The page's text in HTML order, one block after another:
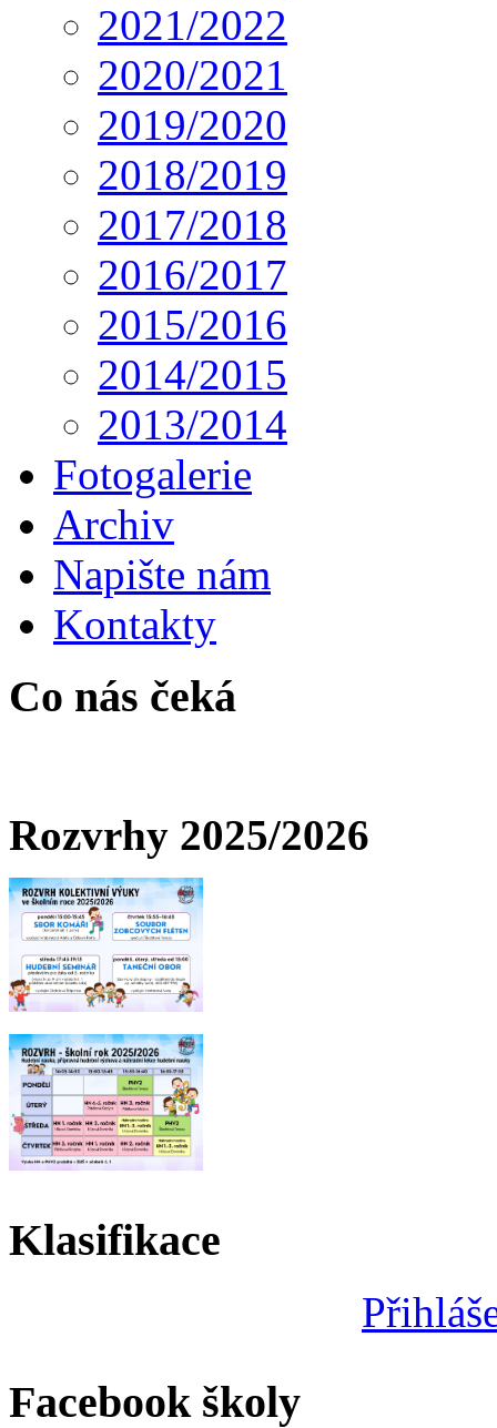
2021/2022
2020/2021
2019/2020
2018/2019
2017/2018
2016/2017
2015/2016
2014/2015
2013/2014
Fotogalerie
Archiv
Napište nám
Kontakty
Co nás čeká
Rozvrhy 2025/2026
Klasifikace
Facebook školy